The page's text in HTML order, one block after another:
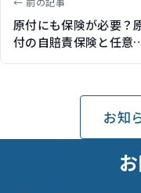
原付にも保険が必要？
付の自賠責保険と任意
険をまとめて解説（保
お知